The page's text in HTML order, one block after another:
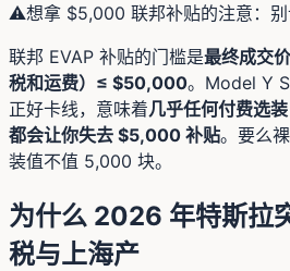
⚠️想拿 $5,000 联邦补贴的注意：
联邦 EVAP 补贴的门槛是最终成交
税和运费）≤ $50,000。Model Y
正好卡线，意味着几乎任何付费选
都会让你失去 $5,000 补贴。要么
装值不值 5,000 块。
为什么 2026 年特斯拉
税与上海产